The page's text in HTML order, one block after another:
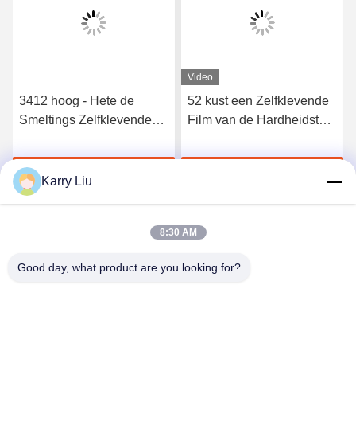
3412 hoog - Hete de
Smeltings Zelfklevende
Elastische Polyurethaan
Krijg Beste Prijs
Video
52 kust een Zelfklevende
Film van de Hardheidstpu
Naadloos Ondergoed
Karry Liu
8:30 AM
Good day, what product are you looking for?